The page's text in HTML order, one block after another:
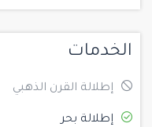
الخدمات
إطلالة القرن الذهبي
إطلالة بحر